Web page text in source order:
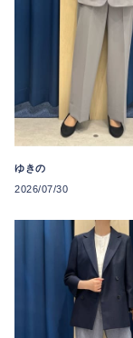
ゆきの
2026/07/30